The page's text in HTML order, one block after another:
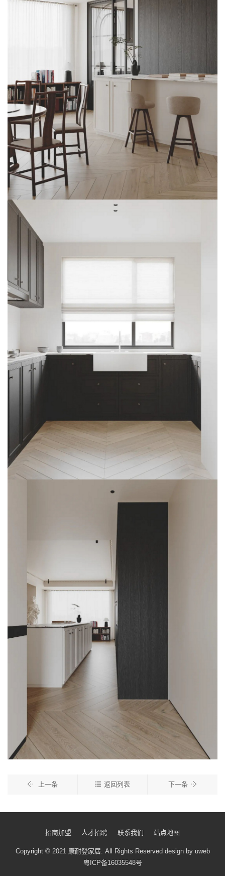
上一条 返回列表 下一条
招商加盟 人才招聘 联系我们 站点地图
Copyright © 2021 康耐登家居. All Rights Reserved design by uweb
粤ICP备16035548号